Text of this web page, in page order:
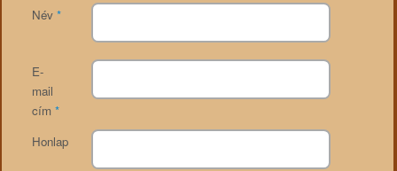
Név *
E-
mail
cím *
Honlap